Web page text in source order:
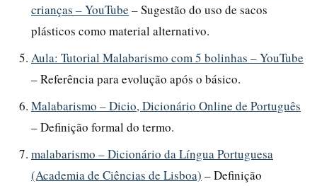
crianças – YouTube – Sugestão do uso de sacos
plásticos como material alternativo.
Aula: Tutorial Malabarismo com 5 bolinhas – YouTube
– Referência para evolução após o básico.
Malabarismo – Dicio, Dicionário Online de Português
– Definição formal do termo.
malabarismo – Dicionário da Língua Portuguesa
(Academia de Ciências de Lisboa) – Definição